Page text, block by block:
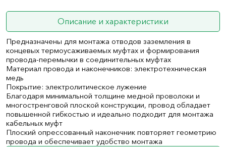
Описание и характеристики
Предназначены для монтажа отводов заземления в
концевых термоусаживаемых муфтах и формирования
провода-перемычки в соединительных муфтах
Материал провода и наконечников: электротехническая
медь
Покрытие: электролитическое лужение
Благодаря минимальной толщине медной проволоки и
многостренговой плоской конструкции, провод обладает
повышенной гибкостью и идеально подходит для монтажа
кабельных муфт
Плоский опрессованный наконечник повторяет геометрию
провода и обеспечивает удобство монтажа